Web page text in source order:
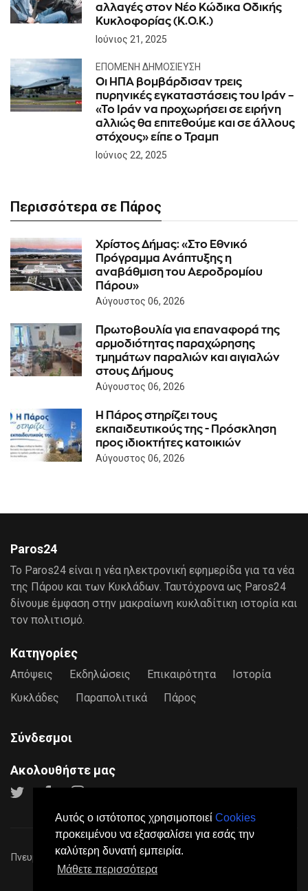
Αυτός ο ιστότοπος χρησιμοποιεί Cookies
προκειμένου να εξασφαλίσει για εσάς την
καλύτερη δυνατή εμπειρία.
Μάθετε περισσότερα
αλλαγές στον Νέο Κώδικα Οδικής
Κυκλοφορίας (Κ.Ο.Κ.)
Ιούνιος 21, 2025
ΕΠΌΜΕΝΗ ΔΗΜΟΣΊΕΥΣΗ
Οι ΗΠΑ βομβάρδισαν τρεις
πυρηνικές εγκαταστάσεις του Ιράν –
«Το Ιράν να προχωρήσει σε ειρήνη
αλλιώς θα επιτεθούμε και σε άλλους
στόχους» είπε ο Τραμπ
Ιούνιος 22, 2025
Περισσότερα σε Πάρος
Χρίστος Δήμας: «Στο Εθνικό
Πρόγραμμα Ανάπτυξης η
αναβάθμιση του Αεροδρομίου
Πάρου»
Αύγουστος 06, 2026
Πρωτοβουλία για επαναφορά της
αρμοδιότητας παραχώρησης
τμημάτων παραλιών και αιγιαλών
στους Δήμους
Αύγουστος 06, 2026
Η Πάρος στηρίζει τους
εκπαιδευτικούς της - Πρόσκληση
προς ιδιοκτήτες κατοικιών
Αύγουστος 06, 2026
Paros24
Το Paros24 είναι η νέα ηλεκτρονική εφημερίδα για τα νέα
της Πάρου και των Κυκλάδων. Ταυτόχρονα ως Paros24
δίνουμε έμφαση στην μακραίωνη κυκλαδίτικη ιστορία και
τον πολιτισμό.
Κατηγορίες
Απόψεις Εκδηλώσεις Επικαιρότητα
Ιστορία
Κυκλάδες
Παραπολιτικά Πάρος
Σύνδεσμοι
Ακολουθήστε μας
Πνευματικά Δικαιώματα © 2026Paros24
νόμιμου δικαιώματος.